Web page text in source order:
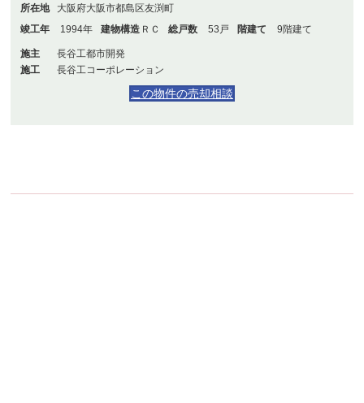
所在地
大阪府大阪市都島区友渕町
竣工年
1994年 建物構造 ＲＣ 総戸数 53戸 階建て 9階建て
施主
長谷工都市開発
施工
長谷工コーポレーション
この物件の売却相談